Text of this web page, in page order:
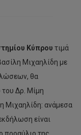
Κύπρου τιμά
Μιχαηλίδη με
θα
του Δρ. Μίμη
Μιχαηλίδη: ανάμεσα
είναι